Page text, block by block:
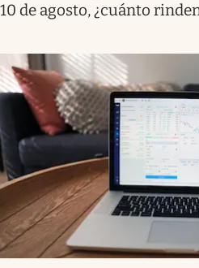
10 de agosto, ¿cuánto